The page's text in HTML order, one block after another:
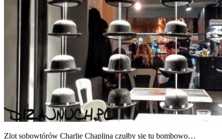
Zlot sobo­wtó­rów Char­lie Cha­pli­na czuł­by się tu bombowo…